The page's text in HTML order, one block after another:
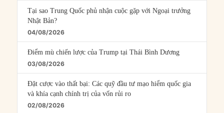
Tại sao Trung Quốc phủ nhận cuộc gặp với Ngoại trưởng
Nhật Bản?
04/08/2026
Điểm mù chiến lược của Trump tại Thái Bình Dương
03/08/2026
Đặt cược vào thất bại: Các quỹ đầu tư mạo hiểm quốc gia
và khía cạnh chính trị của vốn rủi ro
02/08/2026